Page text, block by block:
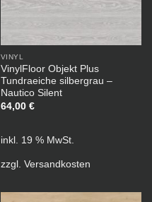
VINYL
VinylFloor Objekt Plus
Tundraeiche silbergrau –
Nautico Silent
64,00 €
inkl. 19 % MwSt.
zzgl. Versandkosten